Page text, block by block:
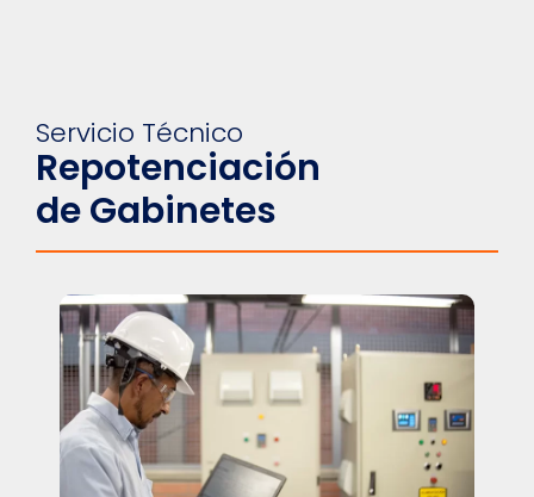
Servicio Técnico
Repotenciación
de Gabinetes